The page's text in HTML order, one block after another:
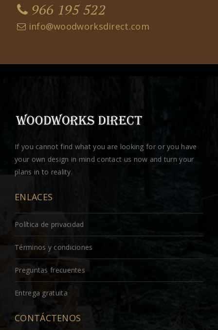
966 195 522
info@woodworksdirect.com
If you cannot find what you are looking for or you have
your own design in mind contact us now and turn your
plans in to reality.
ENLACES
Política de privacidad
Términos y condiciones
Preguntas frecuentes
Entrega gratuita
CONTÁCTENOS